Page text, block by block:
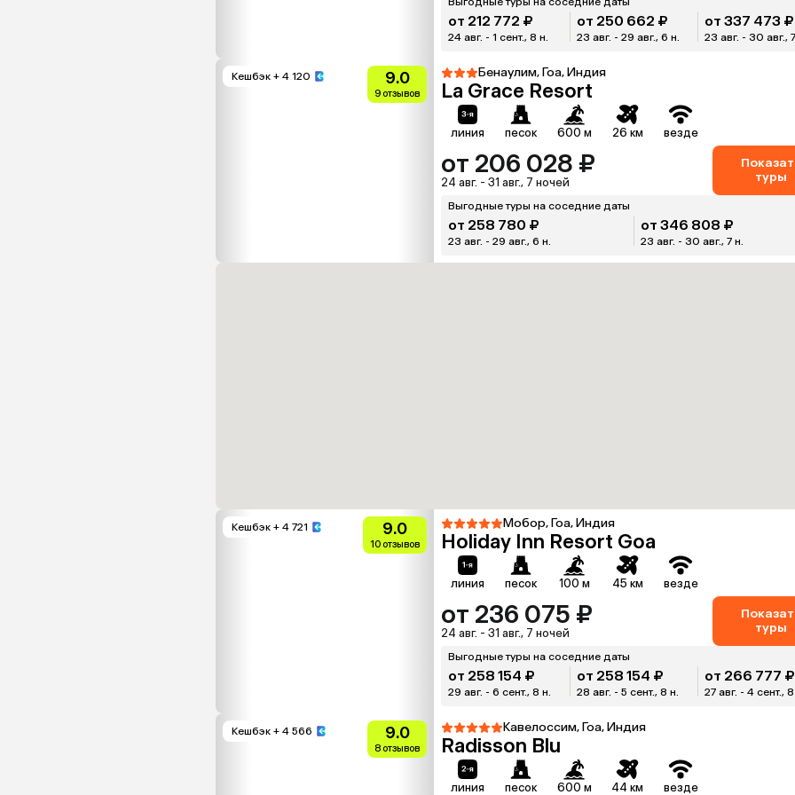
от 212 772 ₽
24 авг. - 1 сент., 8 н.
от 250 662 ₽
23 авг. - 29 авг., 6 н.
от 337 473 ₽
23 авг. - 30 авг.,
Кешбэк + 4 120 9.0
9 отзывов
Бенаулим, Гоа, Индия
La Grace Resort
линия песок 600 м 26 км везде
от 206 028 ₽
24 авг. - 31 авг., 7 ночей
туры
Выгодные туры на соседние даты
от 258 780 ₽
23 авг. - 29 авг., 6 н.
от 346 808 ₽
23 авг. - 30 авг., 7 н.
Кешбэк + 4 721 9.0
10 отзывов
Мобор, Гоа, Индия
Holiday Inn Resort Goa
линия песок 100 м 45 км везде
от 236 075 ₽
24 авг. - 31 авг., 7 ночей
туры
Выгодные туры на соседние даты
от 258 154 ₽
29 авг. - 6 сент., 8 н.
от 258 154 ₽
28 авг. - 5 сент., 8 н.
от 266 777 ₽
27 авг. - 4 сент.,
Кешбэк + 4 566 9.0
8 отзывов
Кавелоссим, Гоа, Индия
Radisson Blu
линия песок 600 м 44 км везде